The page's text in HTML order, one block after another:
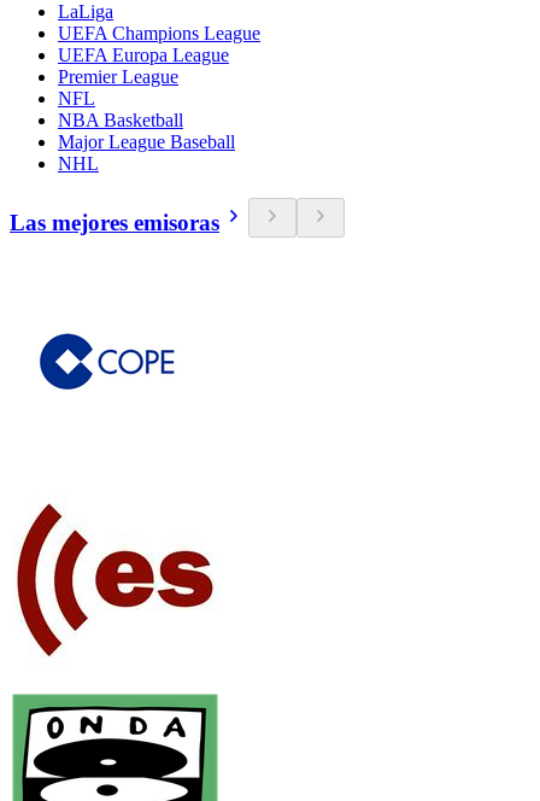
LaLiga
UEFA Champions League
UEFA Europa League
Premier League
NFL
NBA Basketball
Major League Baseball
NHL
Las mejores emisoras